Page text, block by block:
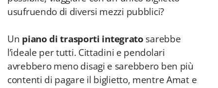
usufruendo di diversi mezzi pubblici?
Un piano di trasporti integrato sarebbe
l’ideale per tutti. Cittadini e pendolari
avrebbero meno disagi e sarebbero ben più
contenti di pagare il biglietto, mentre Amat e